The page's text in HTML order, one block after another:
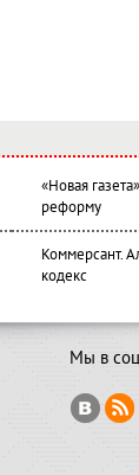
«Новая
реформу
Коммерсант.
кодекс
Мы в